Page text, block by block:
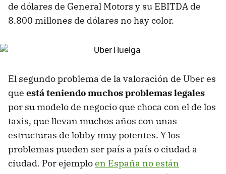
de dólares de General Motors y su EBITDA de
8.800 millones de dólares no hay color.
El segundo problema de la valoración de Uber es
que está teniendo muchos problemas legales
por su modelo de negocio que choca con el de los
taxis, que llevan muchos años con unas
estructuras de lobby muy potentes. Y los
problemas pueden ser país a país o ciudad a
ciudad. Por ejemploen España no están